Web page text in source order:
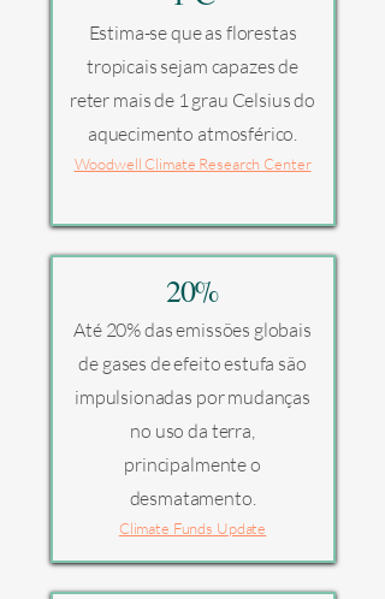
Estima-se que as florestas
tropicais sejam capazes de
reter mais de 1 grau Celsius do
aquecimento atmosférico.
Woodwell Climate Research Center
20%
Até 20% das emissões globais
de gases de efeito estufa são
impulsionadas por mudanças
no uso da terra,
principalmente o
desmatamento.
Climate Funds Update